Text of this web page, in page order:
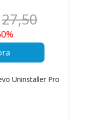
27,50
Uninstaller Pro